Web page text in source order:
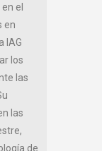
el
en
IAG
los
las
las
de